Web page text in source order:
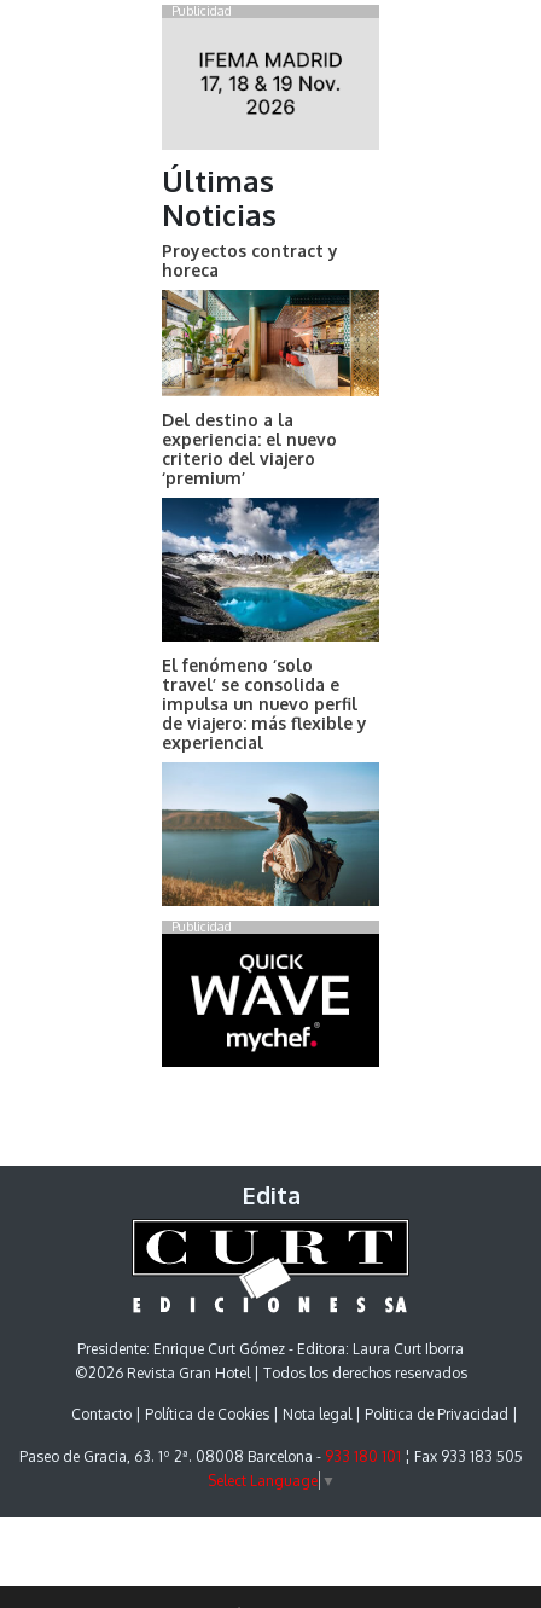
Publicidad
Últimas
Noticias
Proyectos contract y
horeca
Del destino a la
experiencia: el nuevo
criterio del viajero
‘premium’
El fenómeno ‘solo
travel’ se consolida e
impulsa un nuevo perfil
de viajero: más flexible y
experiencial
Publicidad
Edita
Presidente: Enrique Curt Gómez - Editora: Laura Curt Iborra
©2026 Revista Gran Hotel | Todos los derechos reservados
Contacto Política de Cookies Nota legal Politica de Privacidad
Paseo de Gracia, 63. 1º 2ª. 08008 Barcelona - 933 180 101 ¦ Fax 933 183 505
Select Language ▼